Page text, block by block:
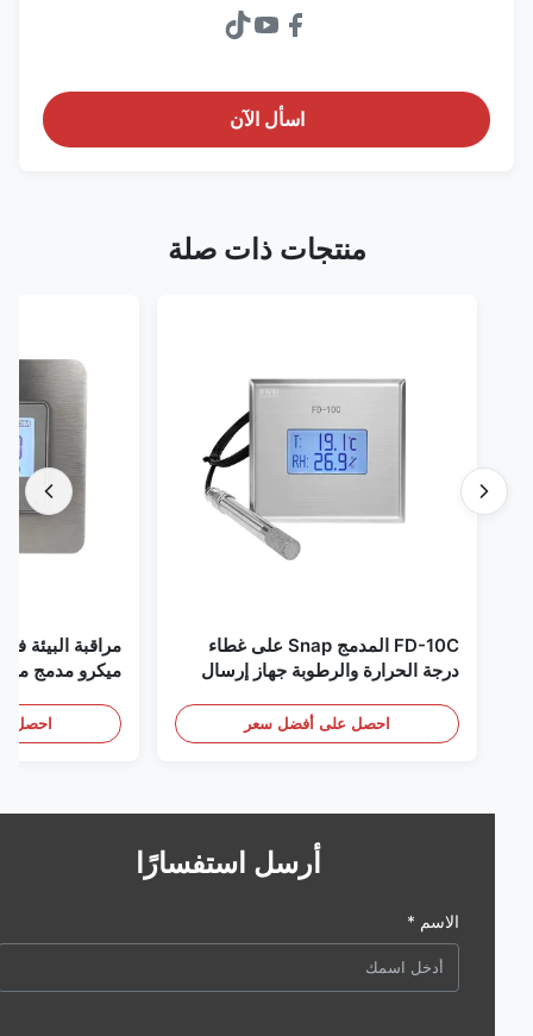
اسأل الآن
منتجات ذات صلة
FD-10C المدمج Snap على غطاء
درجة الحرارة والرطوبة جهاز إرسال
احصل على أفضل سعر
مراقبة البيئة في
ميكرو مدمج من
الكشف عن الأبخرة
احصل على
أرسل استفسارًا
الاسم *